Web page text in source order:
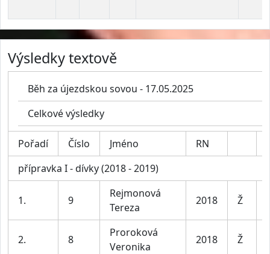
Výsledky textově
Běh za újezdskou sovou - 17.05.2025
Celkové výsledky
Pořadí Číslo Jméno RN
přípravka I - dívky (2018 - 2019)
1. 9
Rejmonová
Tereza
2018 Ž
2. 8
Proroková
Veronika
2018 Ž